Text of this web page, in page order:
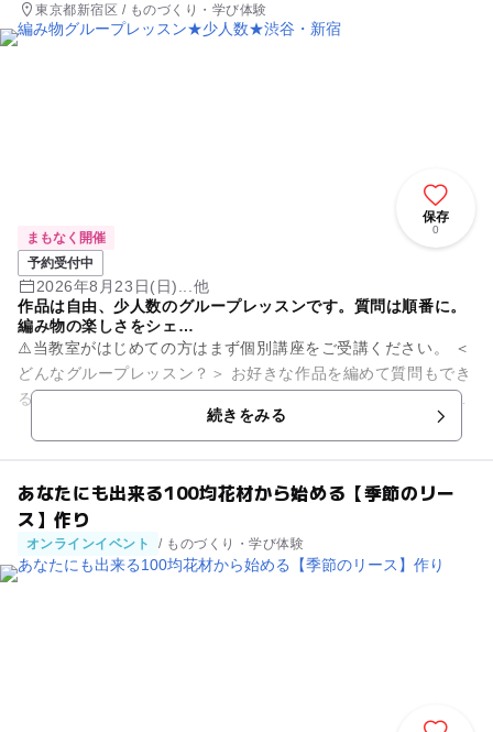
東京都新宿区 / ものづくり・学び体験
保存
0
まもなく開催
予約受付中
2026年8月23日(日)...他
作品は自由、少人数のグループレッスンです。質問は順番に。
編み物の楽しさをシェ…
⚠️当教室がはじめての方はまず個別講座をご受講ください。 ＜
どんなグループレッスン？＞ お好きな作品を編めて質問もでき
る“編み会”スタイルのグループレッスンです。 なかなか出会え
続きをみる
あなたにも出来る100均花材から始める【季節のリー
ス】作り
オンラインイベント / ものづくり・学び体験